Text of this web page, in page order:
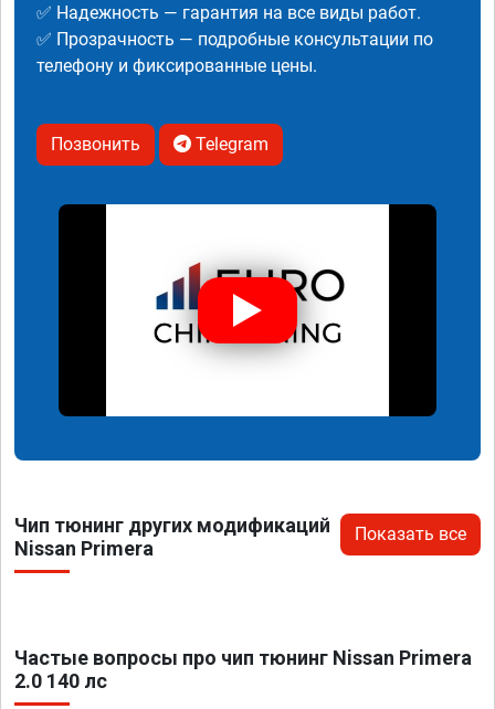
✅ Надежность — гарантия на все виды работ.
✅ Прозрачность — подробные консультации по
телефону и фиксированные цены.
Позвонить Telegram
Чип тюнинг других модификаций
Nissan Primera
Показать все
Частые вопросы про чип тюнинг Nissan Primera
2.0 140 лс